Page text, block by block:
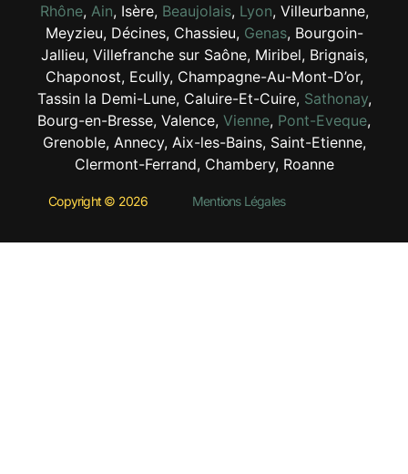
Rhône, Ain, Isère, Beaujolais, Lyon, Villeurbanne,
Meyzieu, Décines, Chassieu, Genas, Bourgoin-
Jallieu, Villefranche sur Saône, Miribel, Brignais,
Chaponost, Ecully, Champagne-Au-Mont-D’or,
Tassin la Demi-Lune, Caluire-Et-Cuire, Sathonay,
Bourg-en-Bresse, Valence, Vienne, Pont-Eveque,
Grenoble, Annecy, Aix-les-Bains, Saint-Etienne,
Clermont-Ferrand, Chambery, Roanne
Copyright © 2026 Mentions Légales